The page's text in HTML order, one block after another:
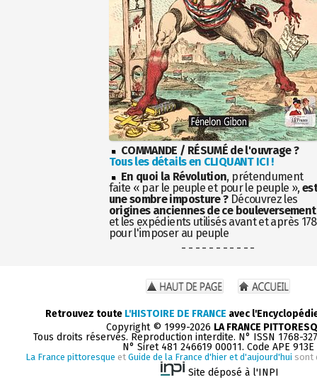
COMMANDE / RÉSUMÉ de l'ouvrage ?
Tous les détails en CLIQUANT ICI !
En quoi la Révolution, prétendument
faite « par le peuple et pour le peuple »,
une sombre imposture ?Découvrez les
origines anciennes de ce bouleversement
et les expédients utilisés avant et après
pour l'imposer au peuple
- - - - - - - - - - -
Retrouvez toute L'HISTOIRE DE FRANCE avec
Copyright © 1999-2026 LA FRANCE
Tous droits réservés. Reproduction interdite. N° ISSN 1768-
N° Siret 481 246619 00011. Code APE 913E
La France pittoresque et Guide de la France d'hier et d'aujourd'hui sont
Site déposé à l'INPI